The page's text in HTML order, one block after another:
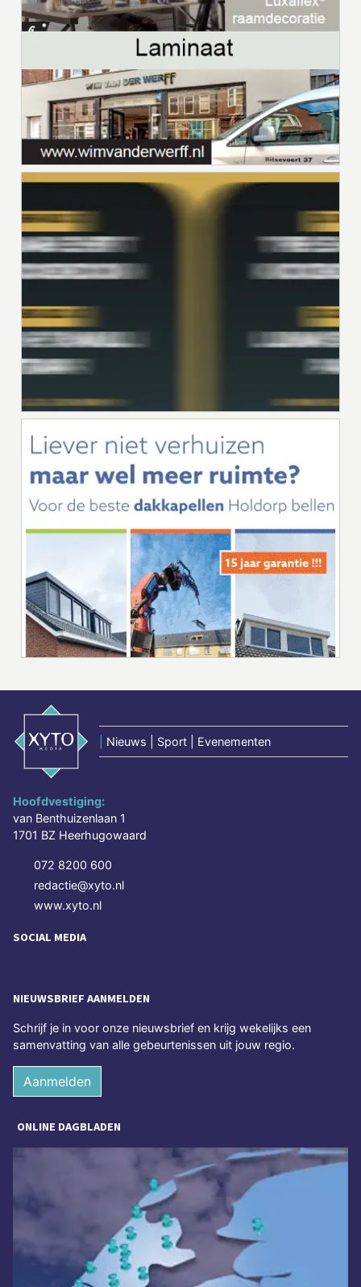
Nieuws | Sport | Evenementen
Hoofdvestiging:
van Benthuizenlaan 1
1701 BZ Heerhugowaard
072 8200 600
redactie@xyto.nl
www.xyto.nl
SOCIAL MEDIA
NIEUWSBRIEF AANMELDEN
Schrijf je in voor onze nieuwsbrief en krijg wekelijks een
samenvatting van alle gebeurtenissen uit jouw regio.
Aanmelden
ONLINE DAGBLADEN